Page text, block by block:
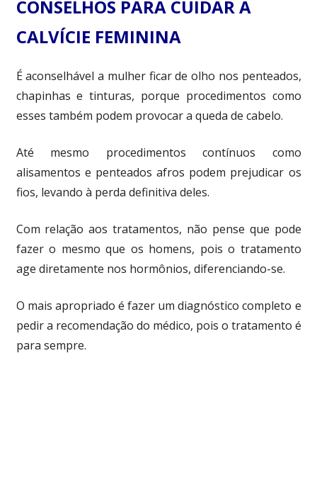
CONSELHOS PARA CUIDAR A
CALVÍCIE FEMININA
É aconselhável a mulher ficar de olho nos penteados,
chapinhas e tinturas, porque procedimentos como
esses também podem provocar a queda de cabelo.
Até mesmo procedimentos contínuos como
alisamentos e penteados afros podem prejudicar os
fios, levando à perda definitiva deles.
Com relação aos tratamentos, não pense que pode
fazer o mesmo que os homens, pois o tratamento
age diretamente nos hormônios, diferenciando-se.
O mais apropriado é fazer um diagnóstico completo e
pedir a recomendação do médico, pois o tratamento é
para sempre.